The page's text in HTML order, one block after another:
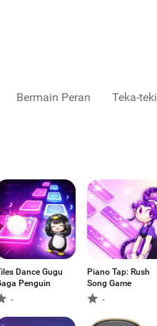
Bermain Peran Teka-teki
Dance Gugu
Penguin
-
Piano Tap: Rush
Song Game
-